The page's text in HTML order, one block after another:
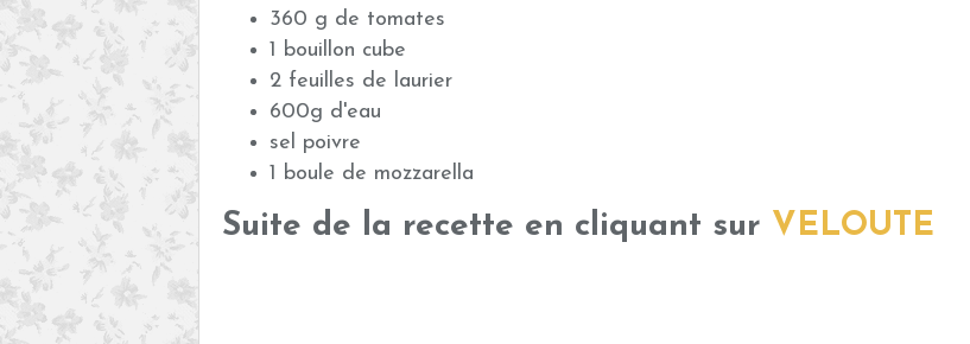
360 g de tomates
1 bouillon cube
2 feuilles de laurier
600g d'eau
sel poivre
1 boule de mozzarella
Suite de la recette en cliquant sur VELOUTE